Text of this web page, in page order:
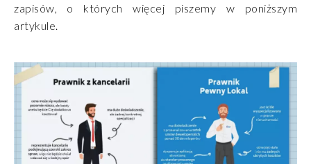
zapisów, o których więcej piszemy w poniższym
artykule.